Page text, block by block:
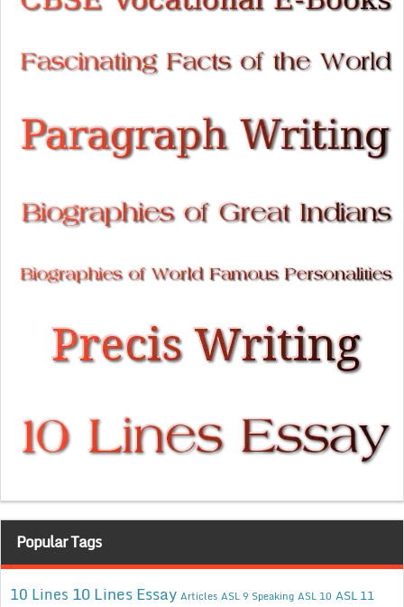
Popular Tags
10 Lines 10 Lines Essay Articles ASL 9 Speaking ASL 10 ASL 11